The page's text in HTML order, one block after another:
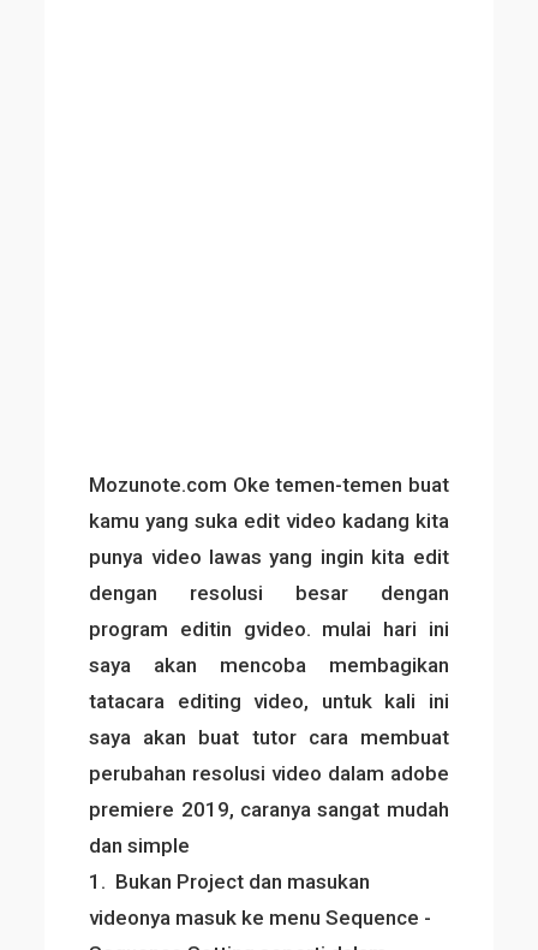
Mozunote.com Oke temen-temen buat
kamu yang suka edit video kadang kita
punya video lawas yang ingin kita edit
dengan resolusi besar dengan
program editin gvideo. mulai hari ini
saya akan mencoba membagikan
tatacara editing video, untuk kali ini
saya akan buat tutor cara membuat
perubahan resolusi video dalam adobe
premiere 2019, caranya sangat mudah
dan simple
1. Bukan Project dan masukan
videonya masuk ke menu Sequence -